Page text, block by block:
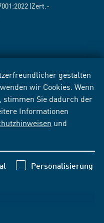
gestalten
wir Cookies. Wenn
stimmen Sie dadurch der
Informationen
und
Personalisierung
(Zert.-